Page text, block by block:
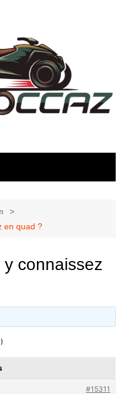
en quad ?
connaissez
#15311